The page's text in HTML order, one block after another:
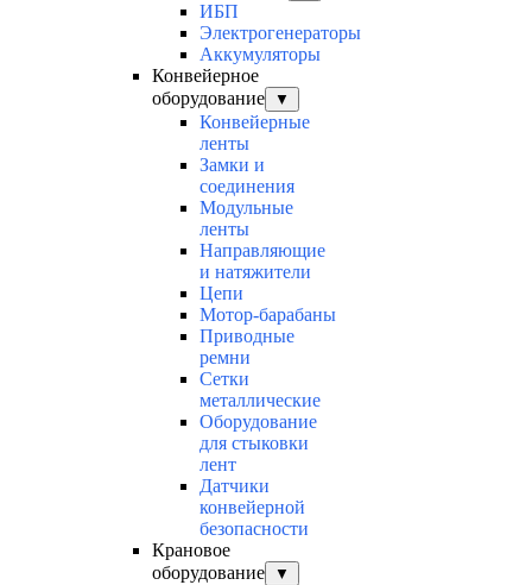
ИБП
Электрогенераторы
Аккумуляторы
Конвейерное
оборудование
▼
Конвейерные
ленты
Замки и
соединения
Модульные
ленты
Направляющие
и натяжители
Цепи
Мотор-барабаны
Приводные
ремни
Сетки
металлические
Оборудование
для стыковки
лент
Датчики
конвейерной
безопасности
Крановое
оборудование
▼